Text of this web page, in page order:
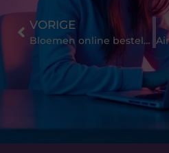
VORIGE
Bloemen online bestellen: ontdek de wereld van verse boeketten